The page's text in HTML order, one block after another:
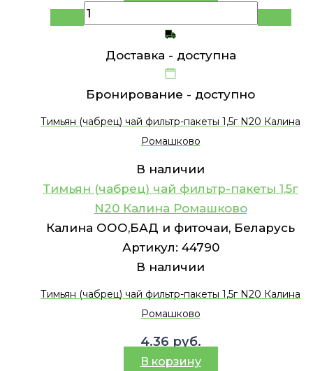
Доставка - доступна
Бронирование - доступно
Тимьян (чабрец) чай фильтр-пакеты 1,5г N20 Калина
Ромашково
В наличии
Тимьян (чабрец) чай фильтр-пакеты 1,5г
N20 Калина Ромашково
Калина ООО,БАД и фиточаи, Беларусь
Артикул: 44790
В наличии
Тимьян (чабрец) чай фильтр-пакеты 1,5г N20 Калина
Ромашково
4.36 руб.
В корзину